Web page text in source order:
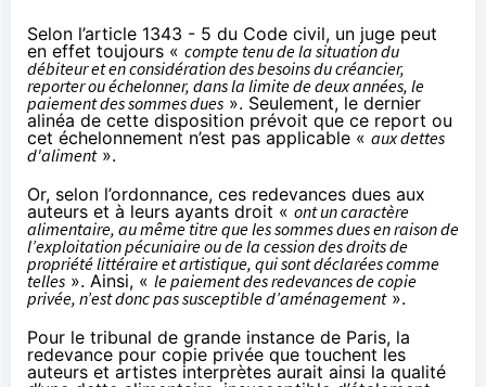
Selon l’article 1343 - 5 du Code civil, un juge peut
en effet toujours « compte tenu de la situation du
débiteur et en considération des besoins du créancier,
reporter ou échelonner, dans la limite de deux années, le
paiement des sommes dues ». Seulement, le dernier
alinéa de cette disposition prévoit que ce report ou
cet échelonnement n’est pas applicable « aux dettes
d'aliment».
Or, selon l’ordonnance, ces redevances dues aux
auteurs et à leurs ayants droit « ont un caractère
alimentaire, au même titre que les sommes dues en raison de
l’exploitation pécuniaire ou de la cession des droits de
propriété littéraire et artistique, qui sont déclarées comme
telles ». Ainsi, « le paiement des redevances de copie
privée, n’est donc pas susceptible d’aménagement».
Pour le tribunal de grande instance de Paris, la
redevance pour copie privée que touchent les
auteurs et artistes interprètes aurait ainsi la qualité